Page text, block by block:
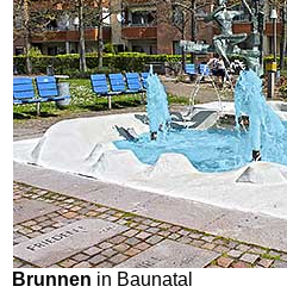
Brunnen in Baunatal